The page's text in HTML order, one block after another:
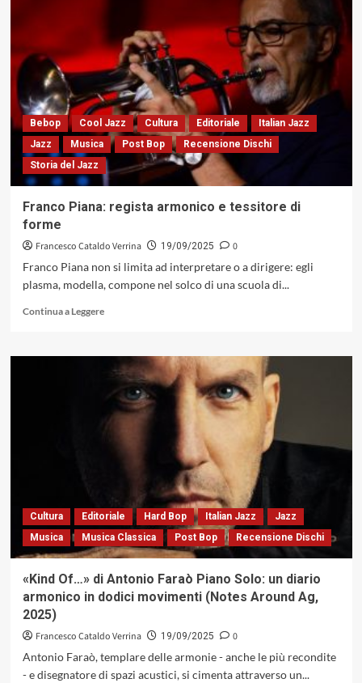
sintassi
e
tensione,
il
pensiero
musicale
come
processo
Bebop Cool Jazz Cultura Editoriale
Italian Jazz
Jazz
Musica Post Bop
Recensione Dischi
Storia del Jazz
Franco Piana: regista armonico e tessitore di
forme
Francesco Cataldo Verrina 19/09/2025
0
Franco Piana non si limita ad interpretare o a dirigere: egli
plasma, modella, compone nel solco di una scuola di...
Continua a LeggereLeggi
su
Franco
Piana:
regista
armonico
Cultura Editoriale Hard Bop Italian Jazz
Jazz
Musica
Musica Classica Post Bop Recensione Dischi
«Kind Of…» di Antonio Faraò Piano Solo: un diario
armonico in dodici movimenti (Notes Around Ag,
2025)
Francesco Cataldo Verrina 19/09/2025
0
Antonio Faraò, templare delle armonie - anche le più recondite
- e disegnatore di spazi acustici, si cimenta attraverso un...